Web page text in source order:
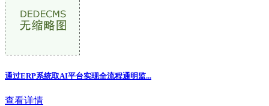
通过ERP系统取AI平台实现全流程通明监...
查看详情